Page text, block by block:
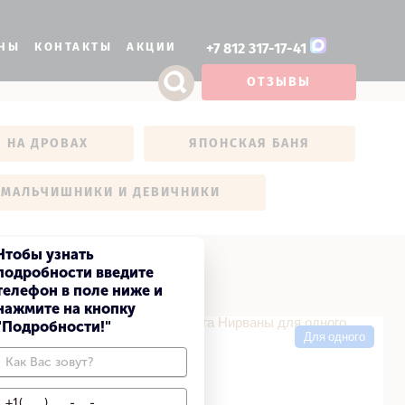
КОНТАКТЫ АКЦИИ +7 812 317-17-41
ОТЗЫВЫ
НА ДРОВАХ ЯПОНСКАЯ БАНЯ
МАЛЬЧИШНИКИ И ДЕВИЧНИКИ
для одного в СПА
Дорога Нирваны для одного в СПА
Для одного
узнать
введите
в поле ниже и
на кнопку